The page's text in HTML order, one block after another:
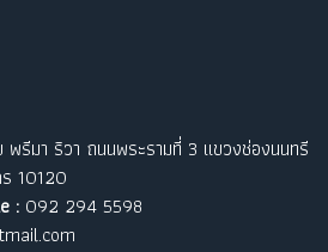
รีมา ริวา ถนนพระรามที่ 3 แขวงช่องนนทรี
ร 10120
: 092 294 5598